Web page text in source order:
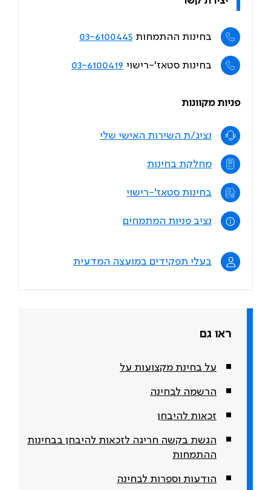
בחינות ההתמחות 03-6100445
בחינות סטאז'-רישוי 03-6100419
פניות מקוונות
נציג/ת השירות האישי שלי
מחלקת בחינות
בחינות סטאז'-רישוי
נציב פניות המתמחים
בעלי תפקידים במועצה המדעית
ראו גם
על בחינת מקצועות על
הרשמה לבחינה
זכאות להיבחן
הגשת בקשה חריגה לזכאות להיבחן בבחינות
ההתמחות
הודעות וספרות לבחינה